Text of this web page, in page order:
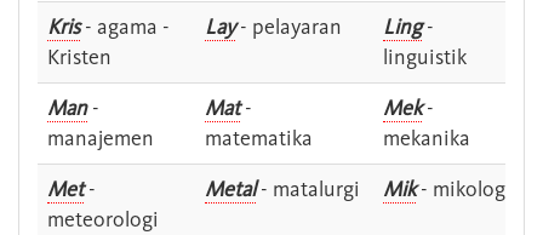
Kris- agama -
Kristen
Lay- pelayaran Ling-
linguistik
Man-
manajemen
Mat-
matematika
Mek-
mekanika
Met-
meteorologi
Metal- matalurgi Mik- mikologi